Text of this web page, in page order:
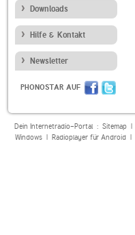
Downloads
Hilfe & Kontakt
Newsletter
PHONOSTAR AUF
Dein Internetradio-Portal : Sitemap|
Windows| Radioplayer für Android|